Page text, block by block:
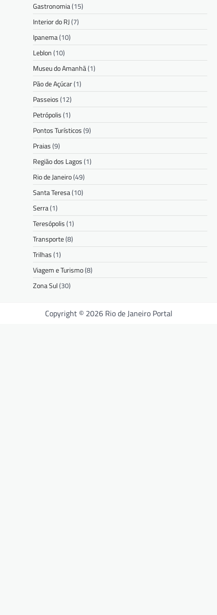
Gastronomia(15)
Interior do RJ(7)
Ipanema(10)
Leblon(10)
Museu do Amanhã(1)
Pão de Açúcar(1)
Passeios(12)
Petrópolis(1)
Pontos Turísticos(9)
Praias(9)
Região dos Lagos(1)
Rio de Janeiro(49)
Santa Teresa(10)
Serra(1)
Teresópolis(1)
Transporte(8)
Trilhas(1)
Viagem e Turismo(8)
Zona Sul(30)
Copyright © 2026 Rio de Janeiro Portal